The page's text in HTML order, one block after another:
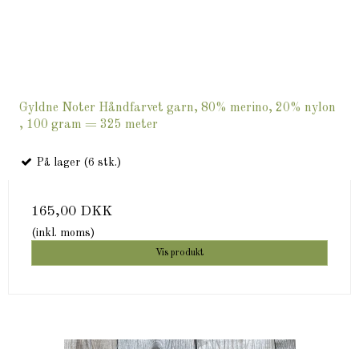
Gyldne Noter Håndfarvet garn, 80% merino, 20% nylon
, 100 gram = 325 meter
På lager (6 stk.)
165,00 DKK
(inkl. moms)
Vis produkt